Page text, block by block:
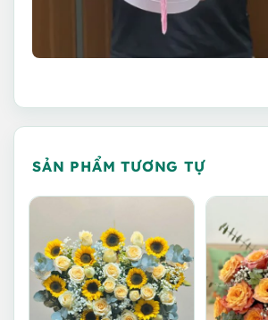
SẢN PHẨM TƯƠNG TỰ